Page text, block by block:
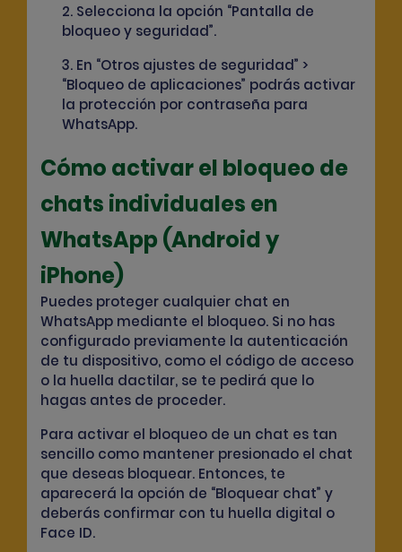
2. Selecciona la opción “Pantalla de
bloqueo y seguridad”.
3. En “Otros ajustes de seguridad” >
“Bloqueo de aplicaciones” podrás activar
la protección por contraseña para
WhatsApp.
Cómo activar el bloqueo de
chats individuales en
WhatsApp (Android y
iPhone)
Puedes proteger cualquier chat en
WhatsApp mediante el bloqueo. Si no has
configurado previamente la autenticación
de tu dispositivo, como el código de acceso
o la huella dactilar, se te pedirá que lo
hagas antes de proceder.
Para activar el bloqueo de un chat es tan
sencillo como mantener presionado el chat
que deseas bloquear. Entonces, te
aparecerá la opción de “Bloquear chat” y
deberás confirmar con tu huella digital o
Face ID.